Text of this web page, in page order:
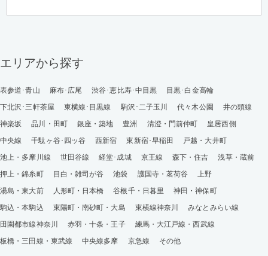
エリアから探す
表参道･青山 麻布･広尾 渋谷･恵比寿･中目黒
目黒･白金高輪
下北沢･三軒茶屋
東横線･目黒線 駒沢･二子玉川 代々木公園
井の頭線
神楽坂
品川・田町 銀座・築地 豊洲 清澄・門前仲町
皇居西側
中央線
千駄ヶ谷･四ッ谷 西新宿 東新宿･早稲田
戸越・大井町
池上・多摩川線
世田谷線 経堂･成城 京王線 森下・住吉
浅草・蔵前
押上・錦糸町
目白・雑司が谷 池袋 護国寺・茗荷谷
上野
湯島・東大前
人形町・日本橋 谷根千・日暮里
神田・神保町
駒込・本駒込
東陽町・南砂町・大島 東横線神奈川
みなとみらい線
田園都市線神奈川
赤羽・十条・王子
練馬・大江戸線・西武線
板橋・三田線・東武線
中央線多摩 京急線 その他